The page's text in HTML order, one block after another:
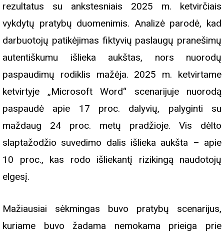
rezultatus su ankstesniais 2025 m. ketvirčiais
vykdytų pratybų duomenimis. Analizė parodė, kad
darbuotojų patikėjimas fiktyvių paslaugų pranešimų
autentiškumu išlieka aukštas, nors nuorodų
paspaudimų rodiklis mažėja. 2025 m. ketvirtame
ketvirtyje „Microsoft Word“ scenarijuje nuorodą
paspaudė apie 17 proc. dalyvių, palyginti su
maždaug 24 proc. metų pradžioje. Vis dėlto
slaptažodžio suvedimo dalis išlieka aukšta – apie
10 proc., kas rodo išliekantį rizikingą naudotojų
elgesį.
Mažiausiai sėkmingas buvo pratybų scenarijus,
kuriame buvo žadama nemokama prieiga prie